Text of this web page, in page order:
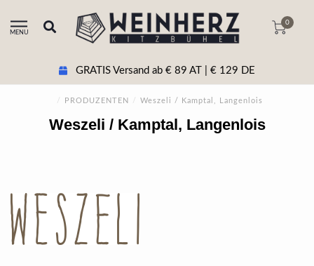
MENU
0
GRATIS Versand ab € 89 AT | € 129 DE
/ PRODUZENTEN / Weszeli / Kamptal, Langenlois
Weszeli / Kamptal, Langenlois